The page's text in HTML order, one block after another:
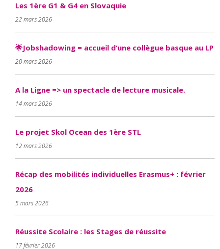
Les 1ère G1 & G4 en Slovaquie
22 mars 2026
🌟Jobshadowing = accueil d’une collègue basque au LP
20 mars 2026
A la Ligne => un spectacle de lecture musicale.
14 mars 2026
Le projet Skol Ocean des 1ère STL
12 mars 2026
Récap des mobilités individuelles Erasmus+ : février
2026
5 mars 2026
Réussite Scolaire : les Stages de réussite
17 février 2026